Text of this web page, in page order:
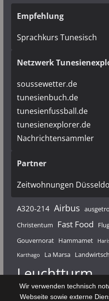
Empfehlung
Sprachkurs Tunesisch
Netzwerk
soussewetter.de
tunesienbuch.de
tunesienfussball.de
tunesienexplorer.de
Nachrichtensammler
Partner
Zeitwohnungen
A320-214 Airbus
Christentum Fast Food
Gouvernorat Hammamet
Karthago La Marsa
Leuchtturm
Monastir Médenine Nabeul
Wir verwenden technisch
Webseite sowie externe